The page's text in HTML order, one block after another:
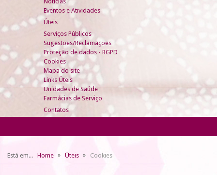
Eventos e Atividades
Úteis
Serviços Públicos
Sugestões/Reclamações
Proteção de dados - RGPD
Cookies
Mapa do site
Links Úteis
Unidades de Saúde
Farmácias de Serviço
Contatos
Está em... Home Úteis Cookies